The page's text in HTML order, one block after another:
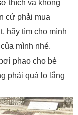
thích và không
cứ phải mua
hãy tìm cho mình
mình nhé.
phao cho bé
phải quá lo lắng